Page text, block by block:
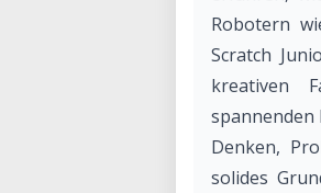
Robotern
Scratch
kreativen
Denken,
solides